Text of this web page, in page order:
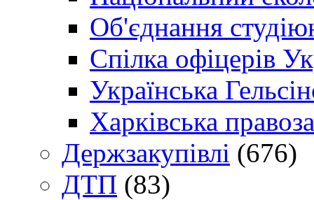
Об'єднання
Спілка офіцерів
Українська
Харківська
Держзакупівлі (676)
ДТП (83)